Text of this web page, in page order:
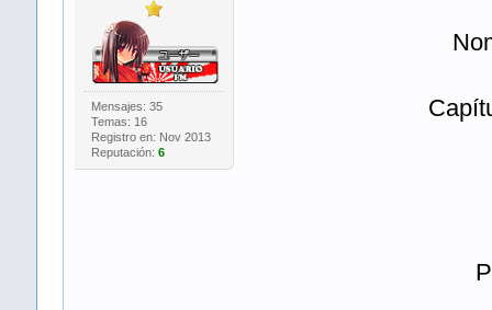
Mensajes: 35
Temas: 16
Registro en: Nov 2013
Reputación: 6